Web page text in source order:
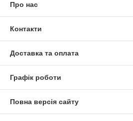
Про нас
Контакти
Доставка та оплата
Графік роботи
Повна версія сайту